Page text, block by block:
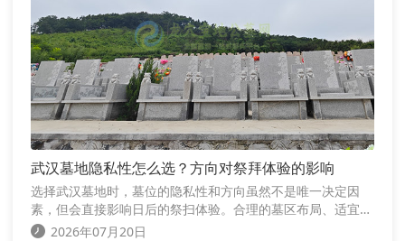
武汉墓地隐私性怎么选？方向对祭拜体验的影响
选择武汉墓地时，墓位的隐私性和方向虽然不是唯一决定因
素，但会直接影响日后的祭扫体验。合理的墓区布局、适宜的
绿化隔离、安静的环境以及良好的采光和通风，都能够让家属
2026年07月20日